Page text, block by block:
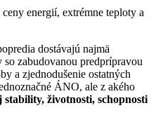
energií, extrémne teploty a
dostávajú najmä
zabudovanou predprípravou
a zjednodušenie ostatných
ÁNO, ale z akého
životnosti, schopnosti